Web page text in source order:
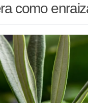
como